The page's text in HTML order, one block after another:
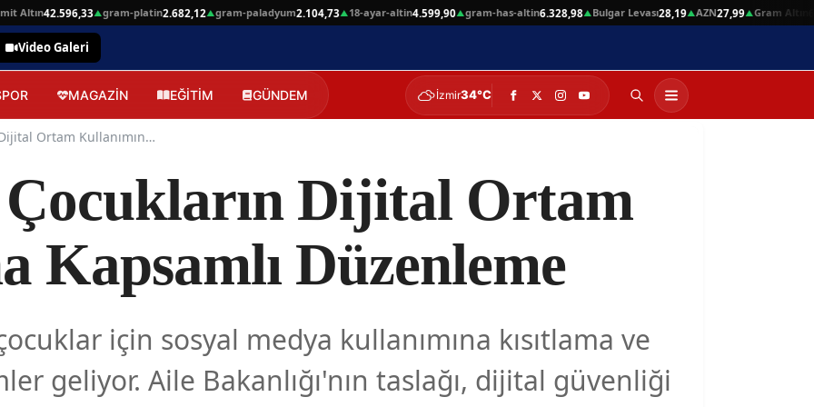
42.596,33▲gram-platin2.682,12▲gram-paladyum2.104,73▲18-ayar-altin4.599,90▲gram-has-altin6.328,98▲Bulgar Levası 28,19▲AZN27,99▲Gram Altın
Video Galeri
MAGAZİN EĞİTİM GÜNDEM İzmir34°C
Türkiye'de Çocukların Dijital Ortam Kullanımına Kapsamlı Düzenleme
Dijital Ortam
Kapsamlı Düzenleme
için sosyal medya kullanımına kısıtlama ve
geliyor. Aile Bakanlığı'nın taslağı, dijital güvenliği